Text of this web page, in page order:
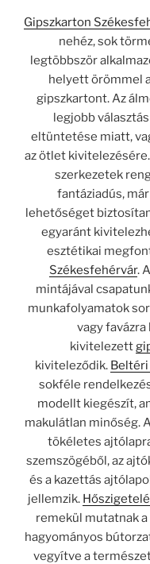
Gipszkarton
nehéz, sok
legtöbbször
helyett örömmel
gipszkartont. Az
legjobb
eltüntetése miatt,
az ötlet kivitelezésére.
szerkezetek
fantáziadús,
lehetőséget
egyaránt
esztétikai
Székesfehérvár.
mintájával
munkafolyamatok
vagy
kivitelezett
kiviteleződik. Beltéri
sokféle
modellt kiegészít,
makulátlan minőség.
tökéletes
szemszögéből, az
és a kazettás
jellemzik.
remekül mutatnak a
hagyományos
vegyítve a